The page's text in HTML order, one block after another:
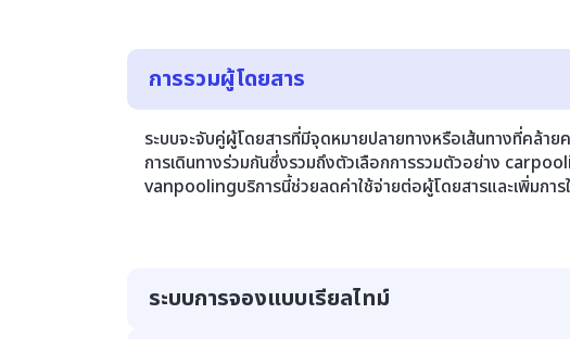
การรวมผู้โดยสาร
ระบบจะจับคู่ผู้โดยสารที่มีจุดหมายปลายทางหรือเส้นทางที่คล้าย
การเดินทางร่วมกันซึ่งรวมถึงตัวเลือกการรวมตัวอย่าง
vanpoolingบริการนี้ช่วยลดค่าใช้จ่ายต่อผู้โดยสารและเพิ่มการ
ระบบการจองแบบเรียลไทม์